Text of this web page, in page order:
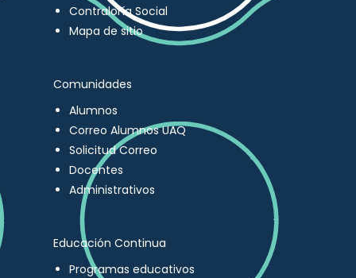
Contraloría Social
Mapa de sitio
Comunidades
Alumnos
Correo Alumnos UAQ
Solicitud Correo
Docentes
Administrativos
Educación Continua
Programas educativos